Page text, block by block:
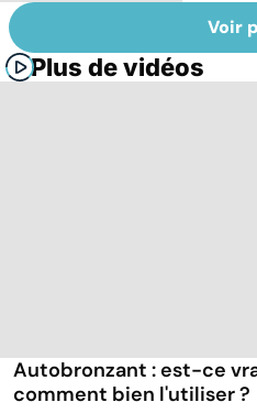
Voir
Plus de vidéos
Autobronzant : est-ce
comment bien l'utiliser ?